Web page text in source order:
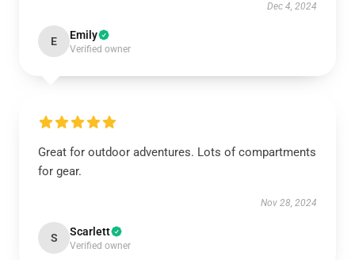
Dec 4, 2024
E Emily
Verified owner
Great for outdoor adventures. Lots of compartments
for gear.
Nov 28, 2024
S Scarlett
Verified owner